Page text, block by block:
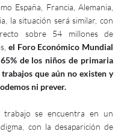
España, Francia, Alemania,
la situación será similar, con
sobre 54 millones de
el Foro Económico Mundial
de los niños de primaria
que aún no existen y
ni prever.
trabajo se encuentra en un
con la desaparición de